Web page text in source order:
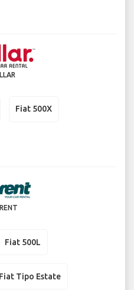
Fiat 500X
Fiat 500L
Fiat Tipo Estate